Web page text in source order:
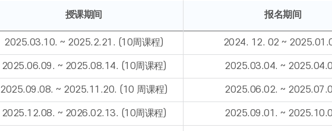
授课期间 报名期间
2025.03.10. ~ 2025.2.21. (10周课程) 2024. 12. 02 ~
2025.06.09. ~ 2025.08.14. (10周课程) 2025.03.04. ~
2025.09.08. ~ 2025.11.20. (10 周课程) 2025.06.02. ~
2025.12.08. ~ 2026.02.13. (10周课程) 2025.09.01. ~